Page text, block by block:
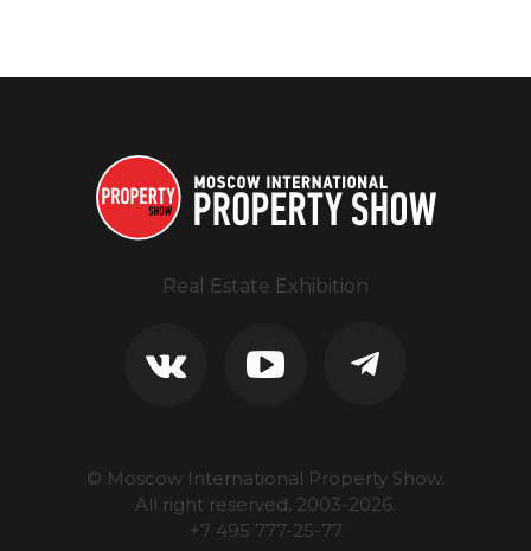
Real Estate Exhibition
© Moscow International Property Show.
All right reserved, 2003-2026.
+7 495 777-25-77